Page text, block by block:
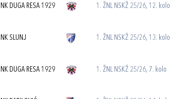
NK DUGA RESA 1929 1. ŽNL NSKŽ 25/26, 12. kolo
NK SLUNJ 1. ŽNL NSKŽ 25/26, 13. kolo
NK DUGA RESA 1929 1. ŽNL NSKŽ 25/26, 7. kolo